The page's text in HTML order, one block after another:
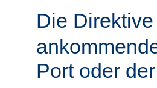
Die Direktive
Port oder